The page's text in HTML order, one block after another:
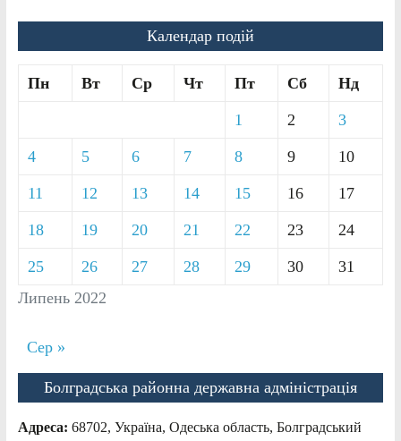
Календар подій
Липень 2022
Пн Вт Ср Чт Пт Сб Нд
1 2 3
4 5 6 7 8 9 10
11 12 13 14 15 16 17
18 19 20 21 22 23 24
25 26 27 28 29 30 31
Сер »
Болградська районна державна адміністрація
Адреса: 68702, Україна, Одеська область, Болградський